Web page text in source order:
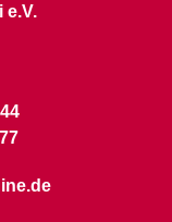
e.V.